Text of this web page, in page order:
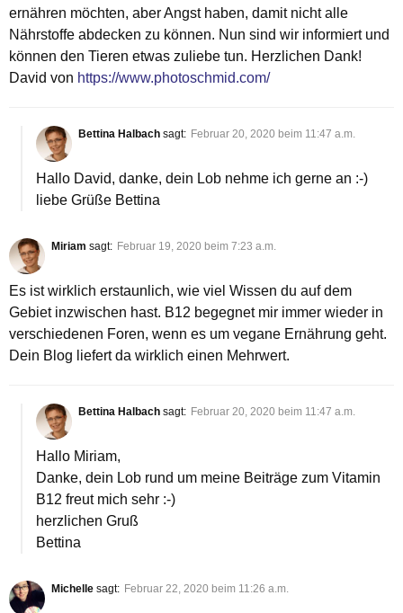
ernähren möchten, aber Angst haben, damit nicht alle
Nährstoffe abdecken zu können. Nun sind wir informiert und
können den Tieren etwas zuliebe tun. Herzlichen Dank!
David von https://www.photoschmid.com/
Bettina Halbach sagt: Februar 20, 2020 beim 11:47 a.m.
Hallo David, danke, dein Lob nehme ich gerne an :-)
liebe Grüße Bettina
Miriam sagt: Februar 19, 2020 beim 7:23 a.m.
Es ist wirklich erstaunlich, wie viel Wissen du auf dem
Gebiet inzwischen hast. B12 begegnet mir immer wieder in
verschiedenen Foren, wenn es um vegane Ernährung geht.
Dein Blog liefert da wirklich einen Mehrwert.
Bettina Halbach sagt: Februar 20, 2020 beim 11:47 a.m.
Hallo Miriam,
Danke, dein Lob rund um meine Beiträge zum Vitamin
B12 freut mich sehr :-)
herzlichen Gruß
Bettina
Michelle sagt: Februar 22, 2020 beim 11:26 a.m.